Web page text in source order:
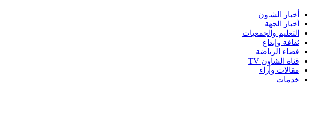
أخبار الشاون
أخبار الجهة
التعليم والجمعيات
ثقافة وإبداع
فضاء الرياضة
قناة الشاون TV
مقالات وأراء
خدمات